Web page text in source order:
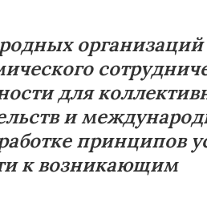
организаций
для
и
принципов
к возникающим